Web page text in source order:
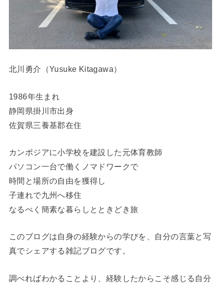
北川勇介（Yusuke Kitagawa）
1986年生まれ
静岡県掛川市出身
佐賀県三養基郡在住
カンボジアに小学校を建設した元体育教師
パソコン一台で働くノマドワークで
時間と場所の自由を獲得し
子連れで九州へ移住
なるべく簡素な暮らしとときどき旅
このブログは自身の経験からの学びを、自分の言葉と写
真でシェアする雑記ブログです。
調べればわかることより、経験したからこそ感じる自分